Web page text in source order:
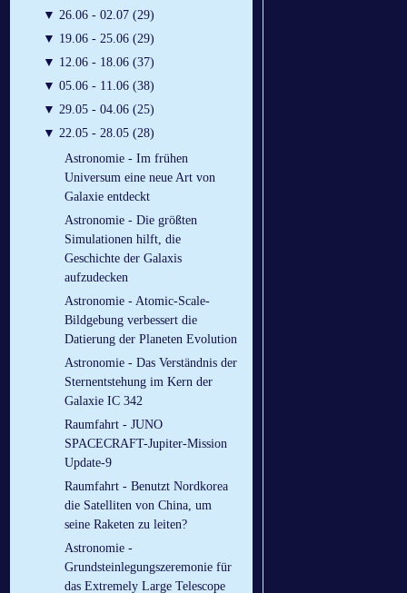
▼ 26.06 - 02.07 (29)
▼ 19.06 - 25.06 (29)
▼ 12.06 - 18.06 (37)
▼ 05.06 - 11.06 (38)
▼ 29.05 - 04.06 (25)
▼ 22.05 - 28.05 (28)
Astronomie - Im frühen
Universum eine neue Art von
Galaxie entdeckt
Astronomie - Die größten
Simulationen hilft, die
Geschichte der Galaxis
aufzudecken
Astronomie - Atomic-Scale-
Bildgebung verbessert die
Datierung der Planeten Evolution
Astronomie - Das Verständnis der
Sternentstehung im Kern der
Galaxie IC 342
Raumfahrt - JUNO
SPACECRAFT-Jupiter-Mission
Update-9
Raumfahrt - Benutzt Nordkorea
die Satelliten von China, um
seine Raketen zu leiten?
Astronomie -
Grundsteinlegungszeremonie für
das Extremely Large Telescope